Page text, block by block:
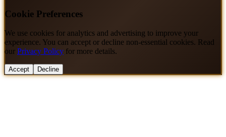
Cookie Preferences
We use cookies for analytics and advertising to improve your
experience. You can accept or decline non-essential cookies. Read
our Privacy Policy for more details.
Accept Decline